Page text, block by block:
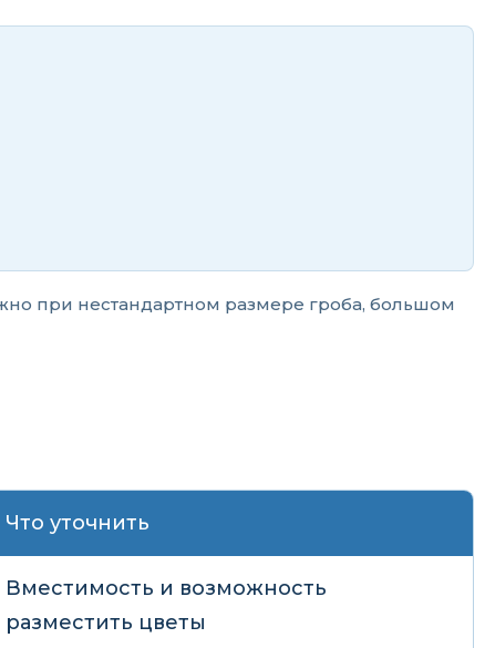
при нестандартном размере гроба, большом
Что уточнить
Вместимость и возможность
разместить цветы